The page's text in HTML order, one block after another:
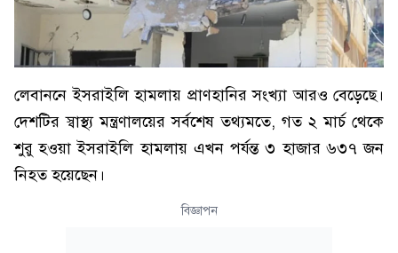
লেবাননে ইসরাইলি হামলায় প্রাণহানির সংখ্যা আরও বেড়েছে।
দেশটির স্বাস্থ্য মন্ত্রণালয়ের সর্বশেষ তথ্যমতে, গত ২ মার্চ থেকে
শুরু হওয়া ইসরাইলি হামলায় এখন পর্যন্ত ৩ হাজার ৬৩৭ জন
নিহত হয়েছেন।
বিজ্ঞাপন